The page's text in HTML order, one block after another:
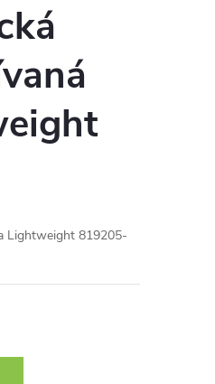
Lightweight 819205-